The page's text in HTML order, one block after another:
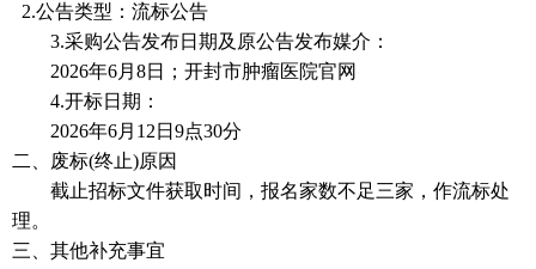
2.公告类型：流标公告
3.采购公告发布日期及原公告发布媒介：
2026年6月8日；开封市肿瘤医院官网
4.开标日期：
2026年6月12日 9点30分
二、废标(终止)原因
截止招标文件获取时间，报名家数不足三家，作流标处
理。
三、其他补充事宜